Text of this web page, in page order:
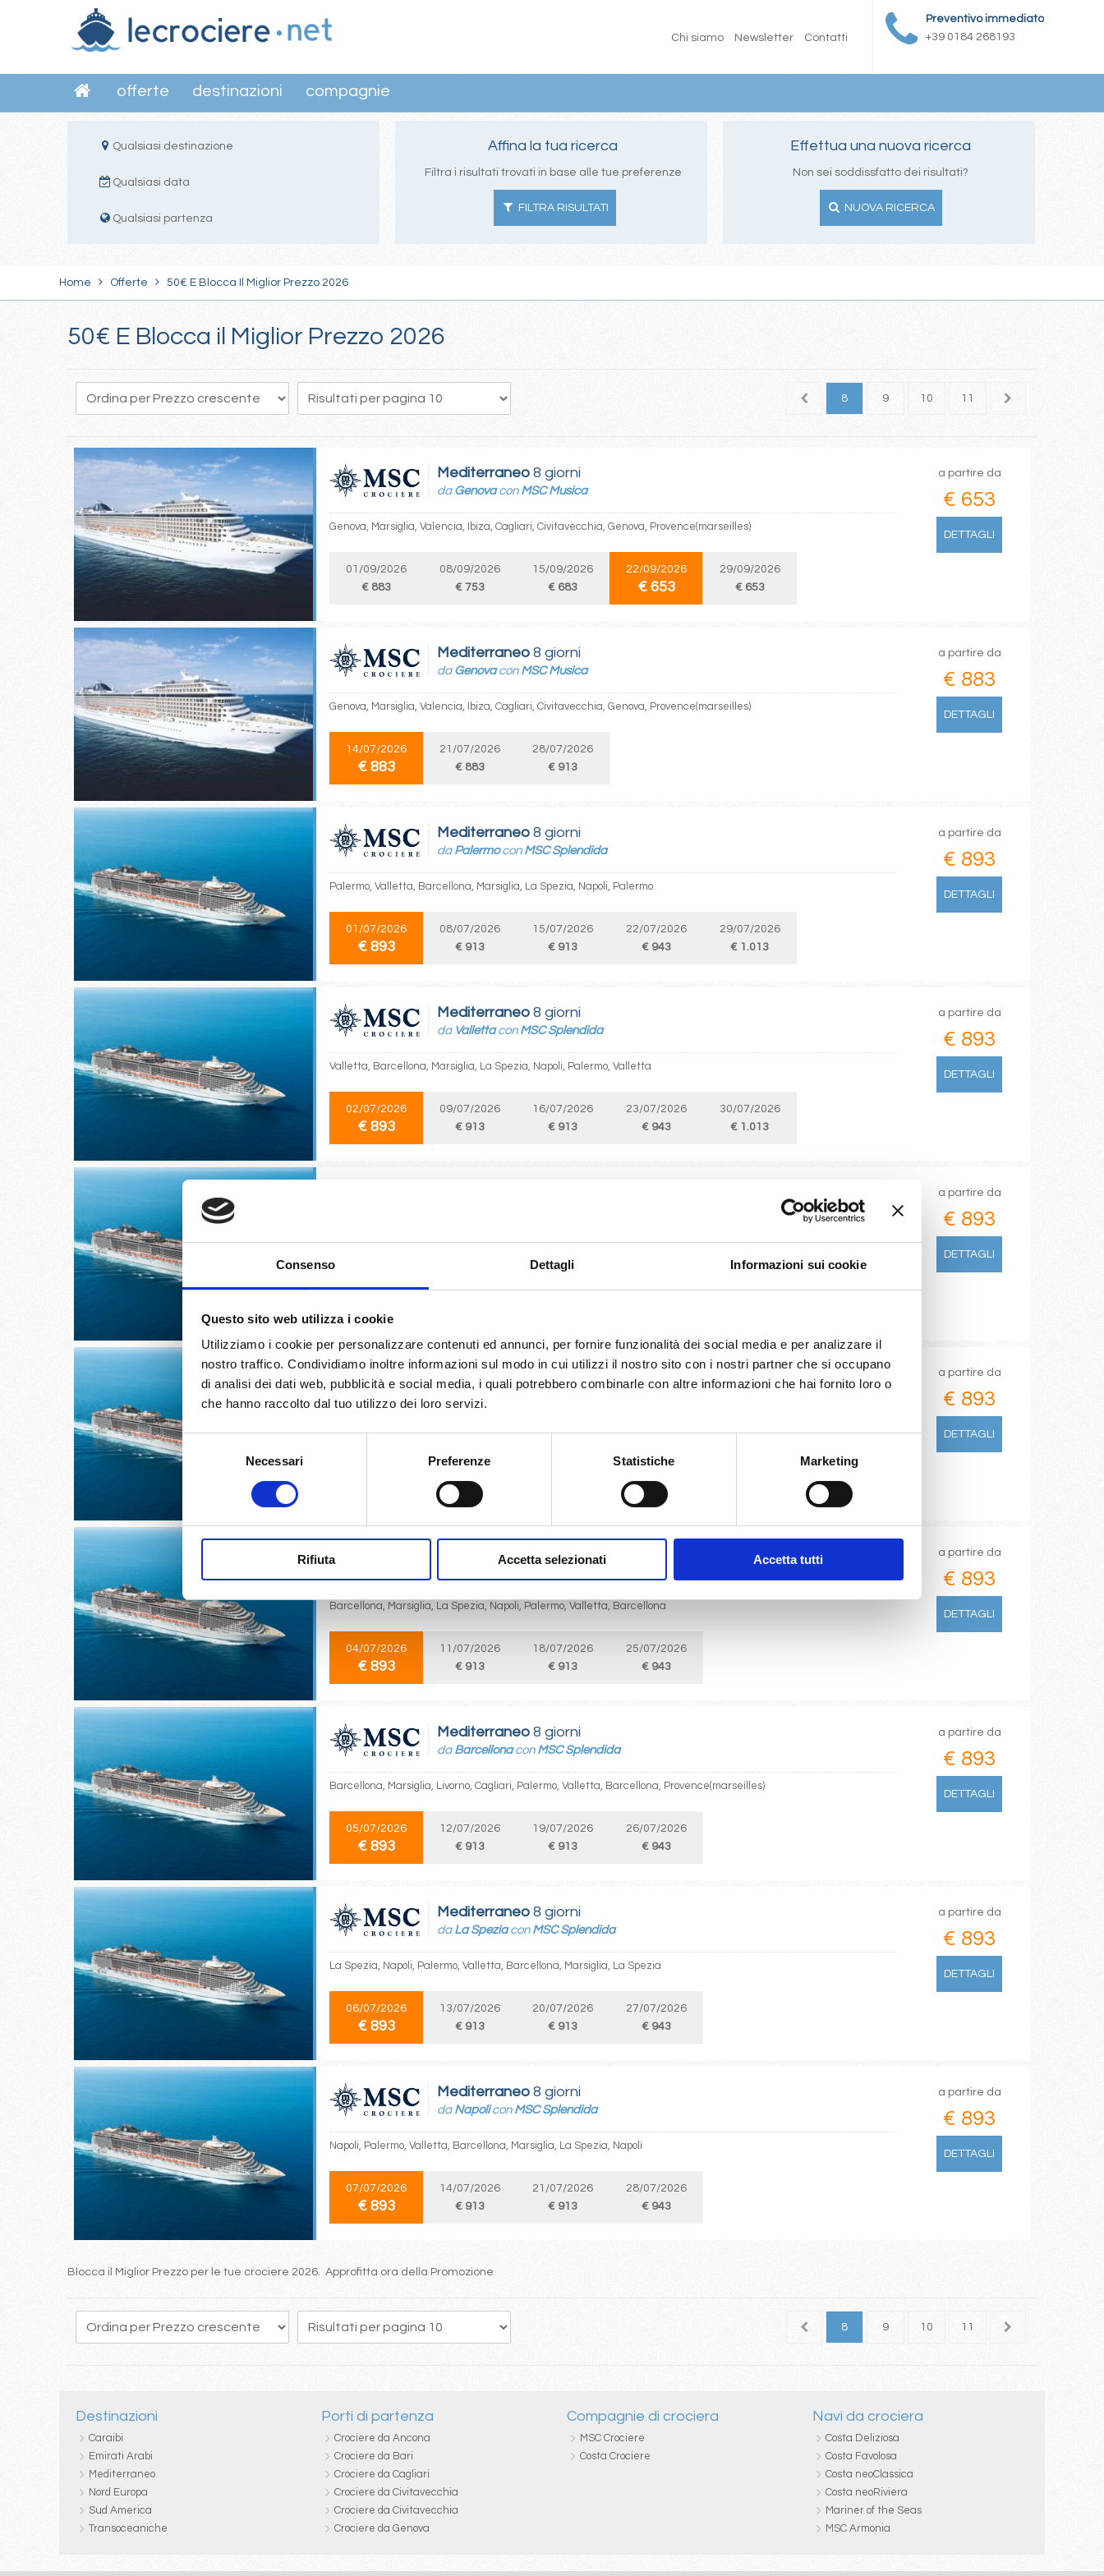
Consenso Dettagli Informazioni sui cookie
Questo sito web utilizza i cookie
Utilizziamo i cookie per personalizzare contenuti ed annunci, per fornire funzionalità dei social media e per analizzare il
nostro traffico. Condividiamo inoltre informazioni sul modo in cui utilizzi il nostro sito con i nostri partner che si occupano
di analisi dei dati web, pubblicità e social media, i quali potrebbero combinarle con altre informazioni che hai fornito loro o
che hanno raccolto dal tuo utilizzo dei loro servizi.
Selezione
del
Necessari Preferenze Statistiche Marketing
Rifiuta Accetta selezionati Accetta tutti
Preventivo immediato
+39 0184 268193
Chi siamo Newsletter Contatti
offerte destinazioni compagnie
Qualsiasi destinazione
Qualsiasi data
Qualsiasi partenza
Affina la tua ricerca
Filtra i risultati trovati in base alle tue preferenze
FILTRA RISULTATI
Effettua una nuova ricerca
Non sei soddissfatto dei risultati?
NUOVA RICERCA
Home Offerte 50€ E Blocca Il Miglior Prezzo 2026
50€ E Blocca il Miglior Prezzo 2026
7 8 9 10 11 12
Mediterraneo 8 giorni
da Genovacon MSC Musica
Genova, Marsiglia, Valencia, Ibiza, Cagliari, Civitavecchia, Genova, Provence(marseilles)
01/09/2026
€ 883
08/09/2026
€ 753
15/09/2026
€ 683
22/09/2026
€ 653
29/09/2026
€ 653
a partire da
€ 653
DETTAGLI
Mediterraneo 8 giorni
da Genovacon MSC Musica
Genova, Marsiglia, Valencia, Ibiza, Cagliari, Civitavecchia, Genova, Provence(marseilles)
14/07/2026
€ 883
21/07/2026
€ 883
28/07/2026
€ 913
a partire da
€ 883
DETTAGLI
Mediterraneo 8 giorni
da Palermocon MSC Splendida
Palermo, Valletta, Barcellona, Marsiglia, La Spezia, Napoli, Palermo
01/07/2026
€ 893
08/07/2026
€ 913
15/07/2026
€ 913
22/07/2026
€ 943
29/07/2026
€ 1.013
a partire da
€ 893
DETTAGLI
Mediterraneo 8 giorni
da Vallettacon MSC Splendida
Valletta, Barcellona, Marsiglia, La Spezia, Napoli, Palermo, Valletta
02/07/2026
€ 893
09/07/2026
€ 913
16/07/2026
€ 913
23/07/2026
€ 943
30/07/2026
€ 1.013
a partire da
€ 893
DETTAGLI
Palermo, Valletta, Barcellona, Marsiglia, Livorno, Cagliari, Palermo, Provence(marseilles)
02/07/2026
09/07/2026
16/07/2026
23/07/2026
30/07/2026
a partire da
€ 893
DETTAGLI
Mediterraneo8 giorni
daVallettaconMSC Splendida
10/07/2026
€ 913
24/07/2026
€ 943
a partire da
€ 893
DETTAGLI
Mediterraneo8 giorni
Barcellona, Marsiglia, La Spezia, Napoli, Palermo, Valletta, Barcellona
04/07/2026
€ 893
11/07/2026
€ 913
18/07/2026
€ 913
25/07/2026
€ 943
a partire da
€ 893
DETTAGLI
Mediterraneo 8 giorni
da Barcellonacon MSC Splendida
Barcellona, Marsiglia, Livorno, Cagliari, Palermo, Valletta, Barcellona, Provence(marseilles)
05/07/2026
€ 893
12/07/2026
€ 913
19/07/2026
€ 913
26/07/2026
€ 943
a partire da
€ 893
DETTAGLI
Mediterraneo 8 giorni
da La Speziacon MSC Splendida
La Spezia, Napoli, Palermo, Valletta, Barcellona, Marsiglia, La Spezia
06/07/2026
€ 893
13/07/2026
€ 913
20/07/2026
€ 913
27/07/2026
€ 943
a partire da
€ 893
DETTAGLI
Mediterraneo 8 giorni
da Napolicon MSC Splendida
Napoli, Palermo, Valletta, Barcellona, Marsiglia, La Spezia, Napoli
07/07/2026
€ 893
14/07/2026
€ 913
21/07/2026
€ 913
28/07/2026
€ 943
a partire da
€ 893
DETTAGLI
Blocca il Miglior Prezzo per le tue crociere 2026. Approfitta ora della Promozione
7 8 9 10 11 12
Destinazioni
Caraibi
Emirati Arabi
Mediterraneo
Nord Europa
Sud America
Transoceaniche
Porti di partenza
Crociere da Ancona
Crociere da Bari
Crociere da Cagliari
Crociere da Civitavecchia
Crociere da Civitavecchia
Crociere da Genova
Compagnie di crociera
MSC Crociere
Costa Crociere
Navi da crociera
Costa Deliziosa
Costa Favolosa
Costa neoClassica
Costa neoRiviera
Mariner of the Seas
MSC Armonia